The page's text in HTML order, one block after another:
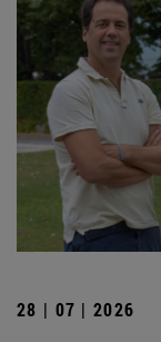
28 | 07 | 2026